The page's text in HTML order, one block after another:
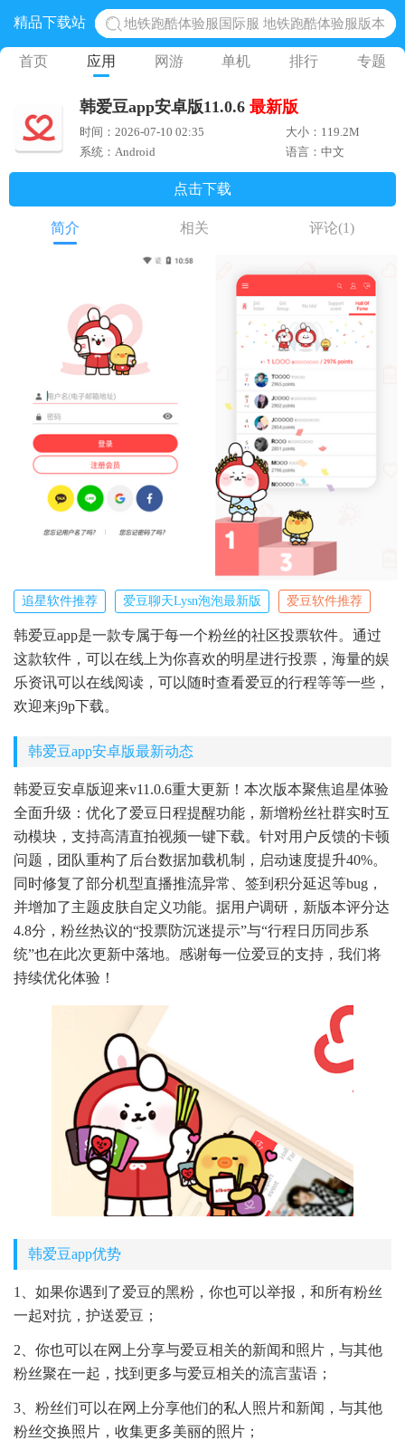
精品下载站
地铁跑酷体验服国际服 地铁跑酷体验服版本
网易光遇手游正版 点亮星空共庆周年
蛋仔派对下载 蛋仔派对体验服
奥特曼王者传奇 正版奥特曼游戏
首页 应用 网游 单机 排行 专题
韩爱豆app安卓版11.0.6 最新版
时间：2026-07-10 02:35
大小：119.2M
系统：Android
语言：中文
点击下载
简介 相关 评论(1)
追星软件推荐 爱豆聊天Lysn泡泡最新版 爱豆软件推荐
韩爱豆app是一款专属于每一个粉丝的社区投票软件。通过
这款软件，可以在线上为你喜欢的明星进行投票，海量的娱
乐资讯可以在线阅读，可以随时查看爱豆的行程等等一些，
欢迎来j9p下载。
韩爱豆app安卓版最新动态
韩爱豆安卓版迎来v11.0.6重大更新！本次版本聚焦追星体验
全面升级：优化了爱豆日程提醒功能，新增粉丝社群实时互
动模块，支持高清直拍视频一键下载。针对用户反馈的卡顿
问题，团队重构了后台数据加载机制，启动速度提升40%。
同时修复了部分机型直播推流异常、签到积分延迟等bug，
并增加了主题皮肤自定义功能。据用户调研，新版本评分达
4.8分，粉丝热议的“投票防沉迷提示”与“行程日历同步系
统”也在此次更新中落地。感谢每一位爱豆的支持，我们将
持续优化体验！
韩爱豆app优势
1、如果你遇到了爱豆的黑粉，你也可以举报，和所有粉丝
一起对抗，护送爱豆；
2、你也可以在网上分享与爱豆相关的新闻和照片，与其他
粉丝聚在一起，找到更多与爱豆相关的流言蜚语；
3、粉丝们可以在网上分享他们的私人照片和新闻，与其他
粉丝交换照片，收集更多美丽的照片；